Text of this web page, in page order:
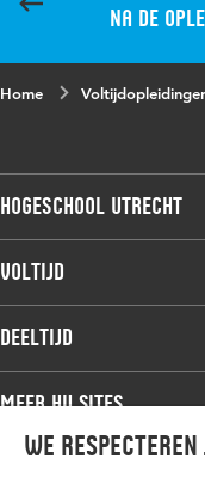
We
Na de
Home
Hogeschool Utrecht
Voltijdopleidingen
Deeltijdopleidingen
Onderzoek
Werken bij de HU
Voltijd
Associate degree
Bachelor
Master
Studiekeuze voltijd
Deeltijd
Associate degree
Bachelor
Meer HU sites
HU International